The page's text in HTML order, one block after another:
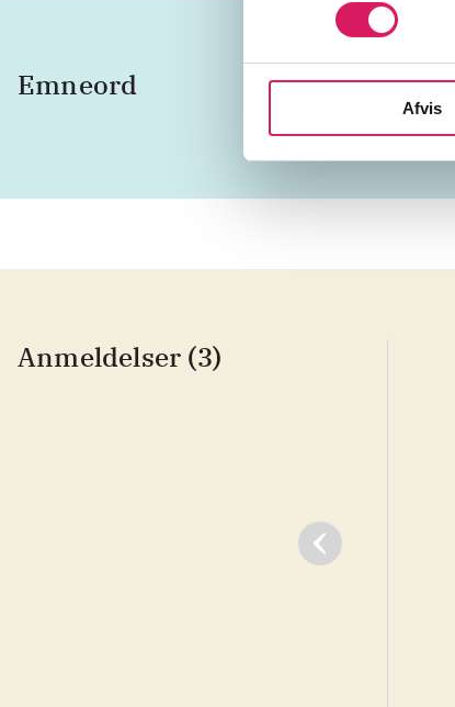
Afvis
Emneord vokal
Anmeldelser (3)